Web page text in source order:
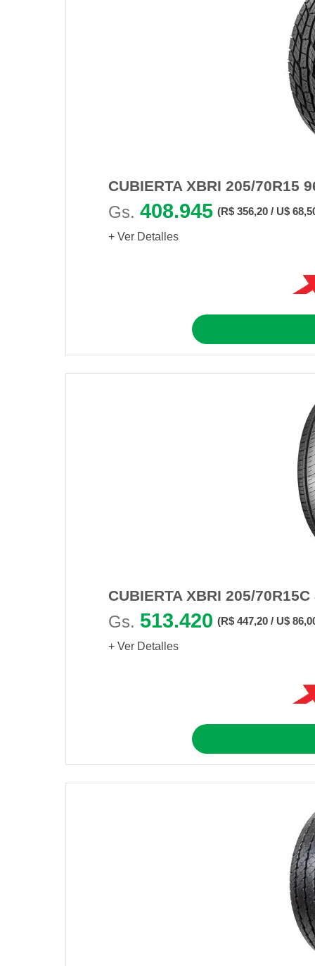
CUBIERTA XBRI 205/70R15
Gs. 408.945 (R$ 356,20 / U$
+ Ver Detalles
CUBIERTA XBRI 205/
Gs. 513.420 (R$ 447,20 / U$
+ Ver Detalles